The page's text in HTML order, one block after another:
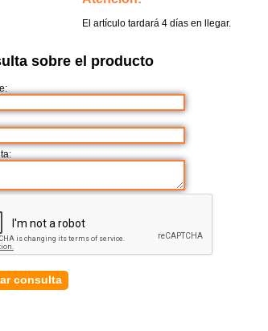
El artículo tardará 4 días en llegar.
sobre el producto